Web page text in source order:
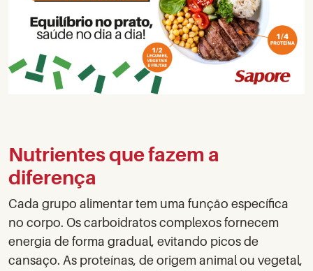
Nutrientes que fazem a
diferença
Cada grupo alimentar tem uma função específica
no corpo. Os carboidratos complexos fornecem
energia de forma gradual, evitando picos de
cansaço. As proteínas, de origem animal ou vegetal,